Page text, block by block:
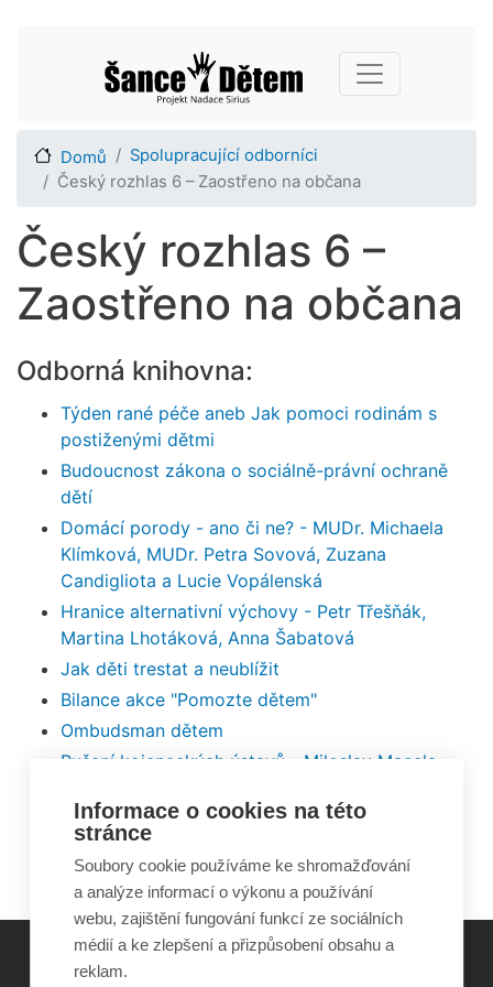
hlavnímu
obsahu
Main navigation
Domů
Spolupracující odborníci
Český rozhlas 6 – Zaostřeno na občana
Český rozhlas 6 –
Zaostřeno na občana
Odborná knihovna:
Týden rané péče aneb Jak pomoci rodinám s
postiženými dětmi
Budoucnost zákona o sociálně-právní ochraně
dětí
Domácí porody - ano či ne? - MUDr. Michaela
Klímková, MUDr. Petra Sovová, Zuzana
Candigliota a Lucie Vopálenská
Hranice alternativní výchovy - Petr Třešňák,
Martina Lhotáková, Anna Šabatová
Jak děti trestat a neublížit
Bilance akce "Pomozte dětem"
Ombudsman dětem
Rušení kojeneckých ústavů - Miloslav Macela,
E-cigarety - MUDr. Petr Popov, Miloslava
Fléglová a Eva Králíková
Informace o cookies na této
stránce
Soubory cookie používáme ke shromažďování
a analýze informací o výkonu a používání
webu, zajištění fungování funkcí ze sociálních
médií a ke zlepšení a přizpůsobení obsahu a
reklam.